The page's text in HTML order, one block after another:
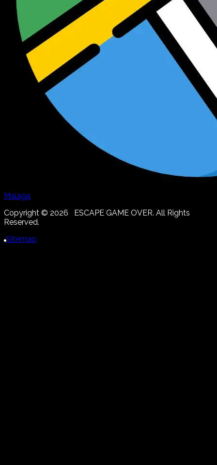
Malaga
Copyright © 2026 ESCAPE GAME OVER. All Rights
Reserved.
Sitemap